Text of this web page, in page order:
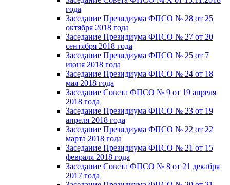
года
Заседание Президиума ФПСО № 28 от 25
октября 2018 года
Заседание Президиума ФПСО № 27 от 20
сентября 2018 года
Заседание Президиума ФПСО № 25 от 7
июня 2018 года
Заседание Президиума ФПСО № 24 от 18
мая 2018 года
Заседание Совета ФПСО № 9 от 19 апреля
2018 года
Заседание Президиума ФПСО № 23 от 19
апреля 2018 года
Заседание Президиума ФПСО № 22 от 22
марта 2018 года
Заседание Президиума ФПСО № 21 от 15
февраля 2018 года
Заседание Совета ФПСО № 8 от 21 декабря
2017 года